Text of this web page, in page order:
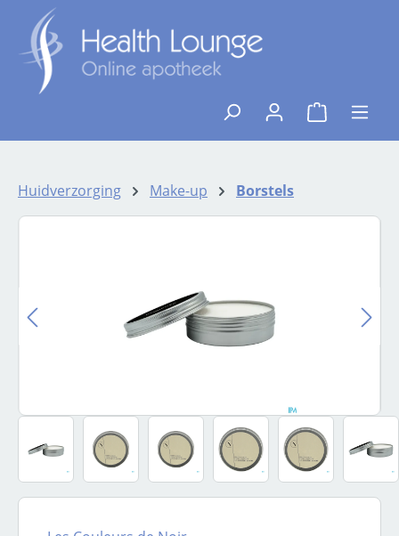
Ga naar de hoofdinhoud
{1}De
Huidverzorging Make-up
Borstels
Afbeeldingengalerij overslaan